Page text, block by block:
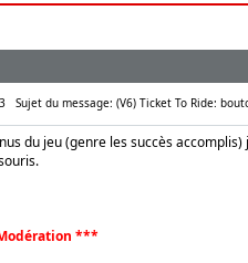
Sujet du message: (V6) Ticket To Ride:
du jeu (genre les succès
***